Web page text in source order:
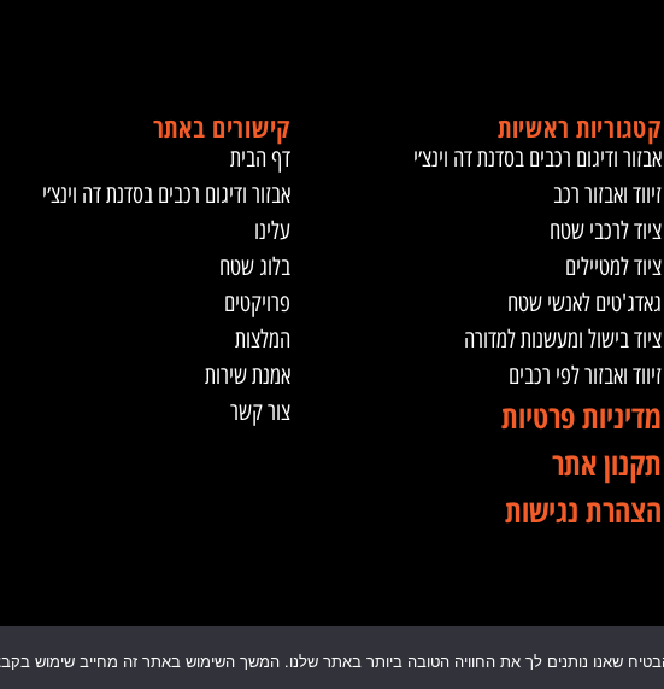
קטגוריות ראשיות
אבזור ודיגום רכבים בסדנת דה וינצ׳י
זיווד ואבזור רכב
ציוד לרכבי שטח
ציוד למטיילים
גאדג'טים לאנשי שטח
ציוד בישול ומעשנות למדורה
זיווד ואבזור לפי רכבים
מדיניות פרטיות
תקנון אתר
הצהרת נגישות
קישורים באתר
דף הבית
אבזור ודיגום רכבים בסדנת דה וינצ׳י
עלינו
בלוג שטח
פרויקטים
המלצות
אמנת שירות
צור קשר